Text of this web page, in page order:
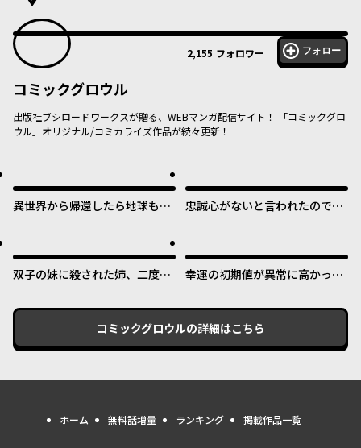
2,155 フォロワー フォロー
コミックグロウル
出版社ブシロードワークスが贈る、WEBマンガ配信サイト！ 「コミックグロ
ウル」オリジナル/コミカライズ作品が続々更新！
異世界から帰還したら地球もか
んな。
忠誠心がないと言われたので婚
双子の妹に殺された姉、二度目
フルベットします！
幸運の初期値が異常に高かった
れたスキルを使って現代ダンジ
ョンで最強になる物語
コミックグロウルの詳細はこちら
ホーム 無料話増量 ランキング 掲載作品一覧